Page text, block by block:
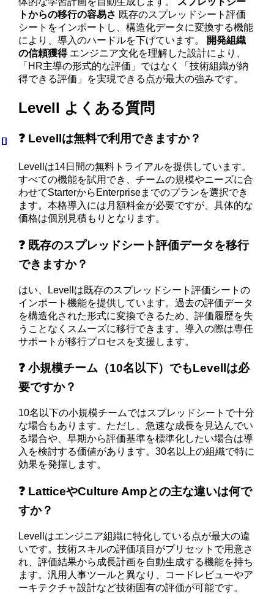
トからの移行の容易さ 既存のスプレッドシート評価
シートをインポートし、構造化データに変換する機能
により、導入のハードルを下げています。 開発組織
の信頼獲得エンジニア文化を理解した設計により、
「HR主導の形式的な評価」ではなく「技術組織が納
得できる評価」を実現できる点が最大の強みです。
Levell よくある質問
❓ Levellは無料で利用できますか？
Levellは14日間の無料トライアルを提供しています。
すべての機能を試用でき、チームの規模やニーズに合
わせてStarterからEnterpriseまでのプランを選択でき
ます。本格導入には月額料金が必要ですが、具体的な
価格は個別見積もりとなります。
❓ 既存のスプレッドシート評価データを移行
できますか？
はい、Levellは既存のスプレッドシート評価シートの
インポート機能を提供しています。過去の評価データ
を構造化された形式に変換できるため、評価履歴を失
うことなくスムーズに移行できます。導入の際は専任
サポートが移行プロセスを支援します。
❓ 小規模チーム（10名以下）でもLevellは必
要ですか？
10名以下の小規模チームではスプレッドシートで十分
な場合もあります。ただし、急速な成長を見込んでい
る場合や、早期から評価基準を標準化したい場合は導
入を検討する価値があります。30名以上の組織で特に
効果を発揮します。
❓ LatticeやCulture Ampとの主な違いは何で
すか？
Levellはエンジニア組織に特化している点が最大の違
いです。技術スキルの評価項目がプリセットで用意さ
れ、評価結果から成長計画を自動生成する機能を持ち
ます。汎用人事ツールと異なり、コードレビューやア
ーキテクチャ設計など技術固有の評価が可能です。